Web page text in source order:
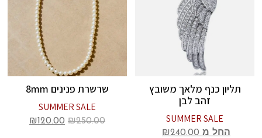
תליון כנף מלאך משובץ
זהב לבן
SUMMER SALE
החל מ ₪240.00
שרשרת פנינים 8mm
SUMMER SALE
₪250.00
₪ 120.00